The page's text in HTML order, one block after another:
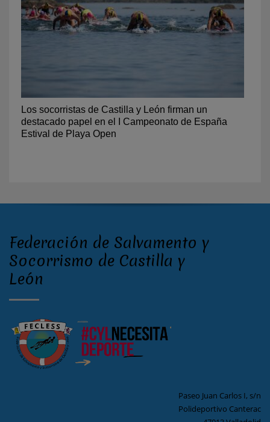
Los socorristas de Castilla y León firman un
destacado papel en el I Campeonato de España
Estival de Playa Open
Federación de Salvamento y
Socorrismo de Castilla y
León
Paseo Juan Carlos I, s/n
Polideportivo Canterac